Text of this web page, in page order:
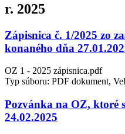
r. 2025
Zápisnica č. 1/2025 zo
konaného dňa
OZ 1 - 2025 zápisnica.pdf
Typ súboru: PDF dokument,
Pozvánka na OZ, ktoré
24.02.2025